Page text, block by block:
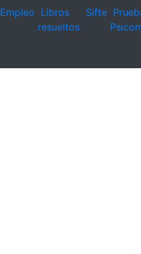
Empleo Libros
resueltos
Sifte